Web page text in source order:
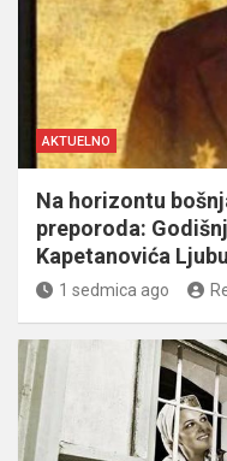
AKTUELNO
Na horizontu
preporoda:
Kapetanovića
1 sedmica ago